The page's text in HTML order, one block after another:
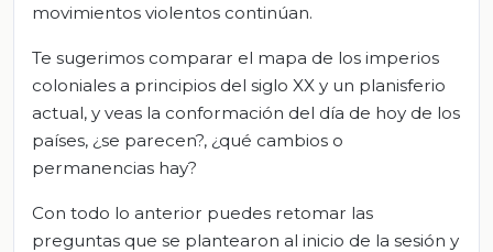
movimientos violentos continúan.
Te sugerimos comparar el mapa de los imperios
coloniales a principios del siglo XX y un planisferio
actual, y veas la conformación del día de hoy de los
países, ¿se parecen?, ¿qué cambios o
permanencias hay?
Con todo lo anterior puedes retomar las
preguntas que se plantearon al inicio de la sesión y